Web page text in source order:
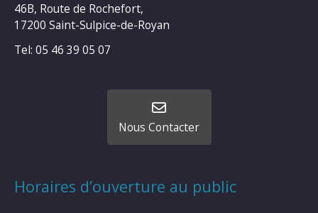
46B, Route de Rochefort,
17200 Saint-Sulpice-de-Royan
Tel: 05 46 39 05 07
Nous Contacter
Horaires d’ouverture au public